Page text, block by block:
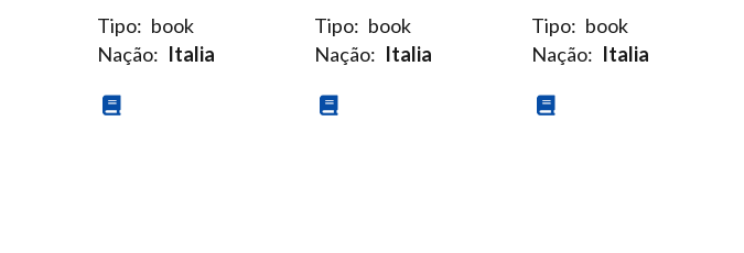
Tipo: book
Nação: Italia
Tipo: book
Nação: Italia
Tipo: book
Nação: Italia